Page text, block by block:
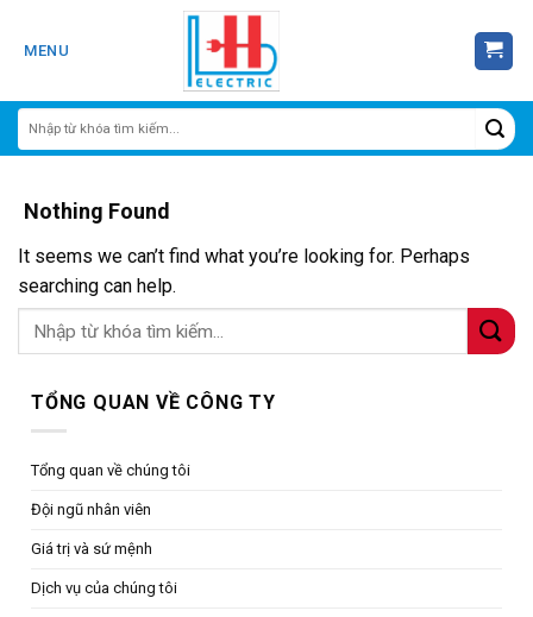
MENU
Nothing Found
It seems we can’t find what you’re looking for. Perhaps
searching can help.
TỔNG QUAN VỀ CÔNG TY
Tổng quan về chúng tôi
Đội ngũ nhân viên
Giá trị và sứ mệnh
Dịch vụ của chúng tôi